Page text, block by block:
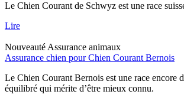
Le Chien Courant de Schwyz est une race
Lire
Nouveauté Assurance animaux
Assurance chien pour Chien Courant Bernois
Le Chien Courant Bernois est une race encore
équilibré qui mérite d’être mieux connu.